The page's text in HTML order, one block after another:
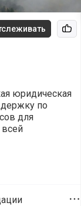
юридическая
по
для
всей